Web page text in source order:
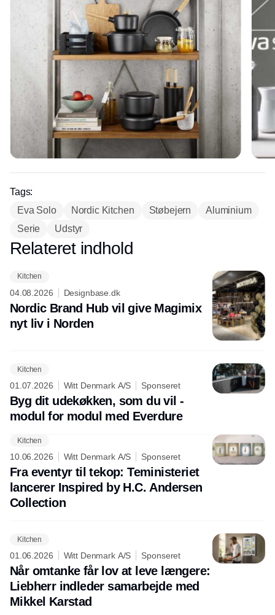
Tags:
Eva Solo
Nordic Kitchen Støbejern
Aluminium
Serie
Udstyr
Annonce
Relateret indhold
Kitchen
04.08.2026 Designbase.dk
Nordic Brand Hub vil give Magimix
nyt liv i Norden
Kitchen
01.07.2026 Witt Denmark A/S Sponseret
Byg dit udekøkken, som du vil -
modul for modul med Everdure
Kitchen
10.06.2026 Witt Denmark A/S Sponseret
Fra eventyr til tekop: Teministeriet
lancerer Inspired by H.C. Andersen
Collection
Kitchen
01.06.2026 Witt Denmark A/S Sponseret
Når omtanke får lov at leve længere:
Liebherr indleder samarbejde med
Mikkel Karstad